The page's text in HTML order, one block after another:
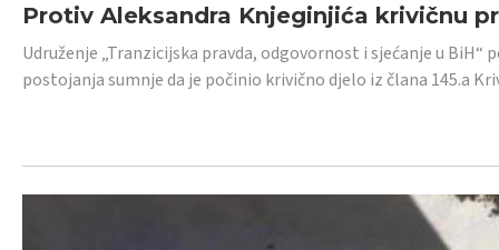
Protiv Aleksandra Knjeginjića krivičnu
Udruženje „Tranzicijska pravda, odgovornost i sjećanje u
postojanja sumnje da je počinio krivično djelo iz člana 145.a